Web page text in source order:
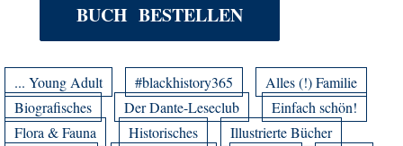
BUCH BESTELLEN
... Young Adult #blackhistory365
Alles (!) Familie
Biografisches
Der Dante-Leseclub
Einfach schön!
Flora & Fauna
Historisches
Illustrierte Bücher